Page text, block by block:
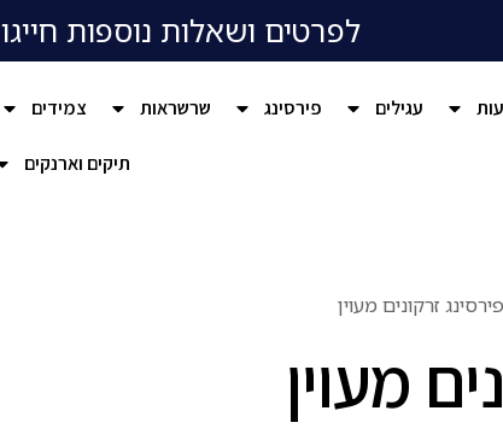
לפרטים ושאלות נוספות חייגו 054-9960909
עגילים פירסינג שרשראות צמידים
תיקים וארנקים
זרקונים מעוין
מעוין